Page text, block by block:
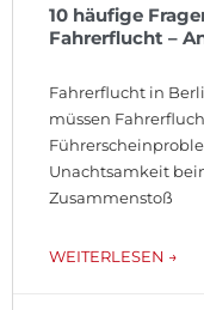
10 häufige
Fahrerflucht –
Fahrerflucht in
müssen
Unachtsamkeit
Zusammenstoß
WEITERLESEN →